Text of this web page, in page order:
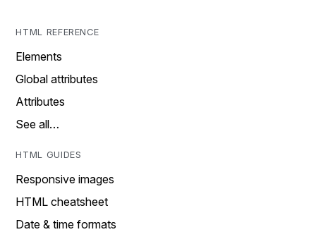
HTML REFERENCE
Elements
Global attributes
Attributes
See all…
HTML GUIDES
Responsive images
HTML cheatsheet
Date & time formats